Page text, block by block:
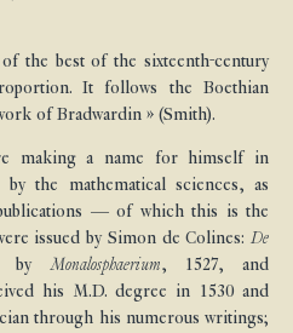
the best of the sixteenth-century
It follows the Boethian
of Bradwardin » (Smith).
making a name for himself in
the mathematical sciences, as
— of which this is the
issued by Simon de Colines: De
byMonalosphaerium, 1527, and
his M.D. degree in 1530 and
through his numerous writings;